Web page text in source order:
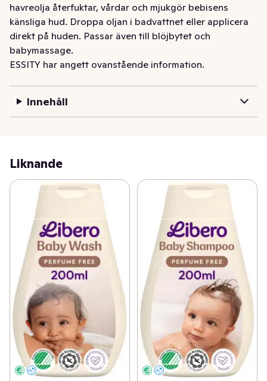
havreolja återfuktar, vårdar och mjukgör bebisens
känsliga hud. Droppa oljan i badvattnet eller applicera
direkt på huden. Passar även till blöjbytet och
babymassage.
ESSITY har angett ovanstående information.
Innehåll
Liknande